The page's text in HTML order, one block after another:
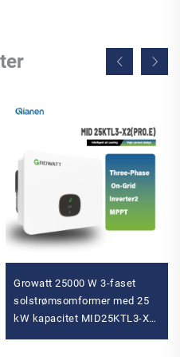
Growatt 25000 W 3-faset
solstrømsomformer med 25
kW kapacitet MID25KTL3-X2